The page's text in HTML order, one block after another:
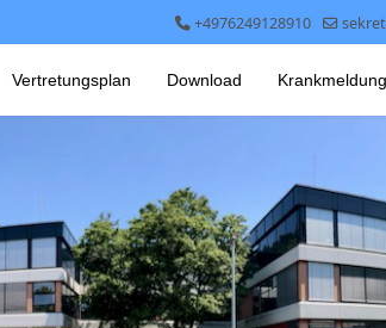
+4976249128910
Vertretungsplan Download Krankmeldung